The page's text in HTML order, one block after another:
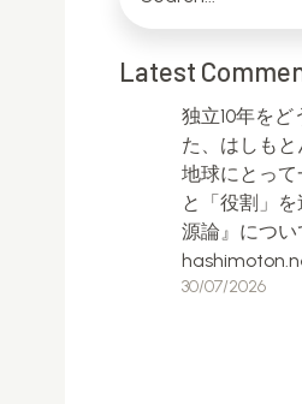
Latest
独立10年を
た、はしもと
地球にとって
と「役割」
源論』につい
30/07/2026